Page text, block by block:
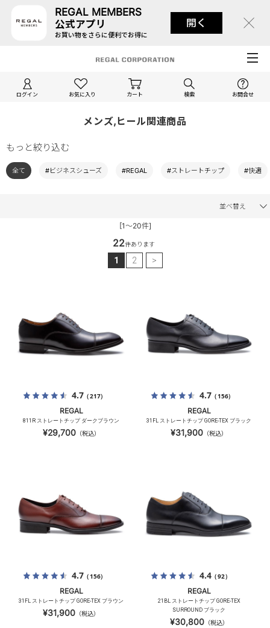
REGAL MEMBERS
公式アプリ
お買い物をさらに便利でお得に
開く
ログイン お気に入り カート 検索 お問合せ
メンズ,ヒール関連商品
もっと絞り込む
全て #ビジネスシューズ #REGAL #ストレートチップ #快適
並べ替え
[1～20件]
22件あります
1 2 >
4.7（217）
REGAL
811R ストレートチップ ダークブラウン
¥29,700（税込）
4.7（156）
REGAL
31FL ストレートチップ GORE-TEX ブラック
¥31,900 （税込）
4.7（156）
REGAL
31FL ストレートチップ GORE-TEX ブラウン
¥31,900 （税込）
4.4（92）
REGAL
21BL ストレートチップ GORE-TEX
SURROUND ブラック
¥30,800（税込）